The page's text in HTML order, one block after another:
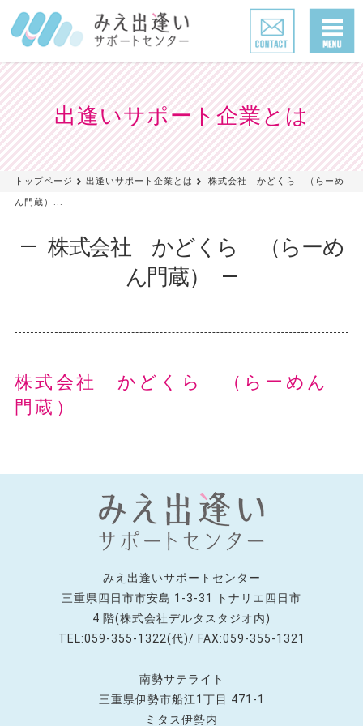
出逢いサポート企業とは
トップページ 出逢いサポート企業とは
株式会社 かどくら （らーめ
ん門蔵）...
株式会社 かどくら （らーめ
ん門蔵）
株式会社 かどくら （らーめん
門蔵）
みえ出逢いサポートセンター
三重県四日市市安島 1-3-31 トナリエ四日市
4 階(株式会社デルタスタジオ内)
TEL:059-355-1322(代)/ FAX:059-355-1321
南勢サテライト
三重県伊勢市船江1丁目 471-1
ミタス伊勢内